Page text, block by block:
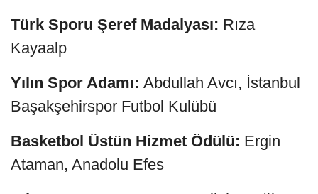
Türk Sporu Şeref Madalyası: Rıza
Kayaalp
Yılın Spor Adamı: Abdullah Avcı, İstanbul
Başakşehirspor Futbol Kulübü
Basketbol Üstün Hizmet Ödülü: Ergin
Ataman, Anadolu Efes